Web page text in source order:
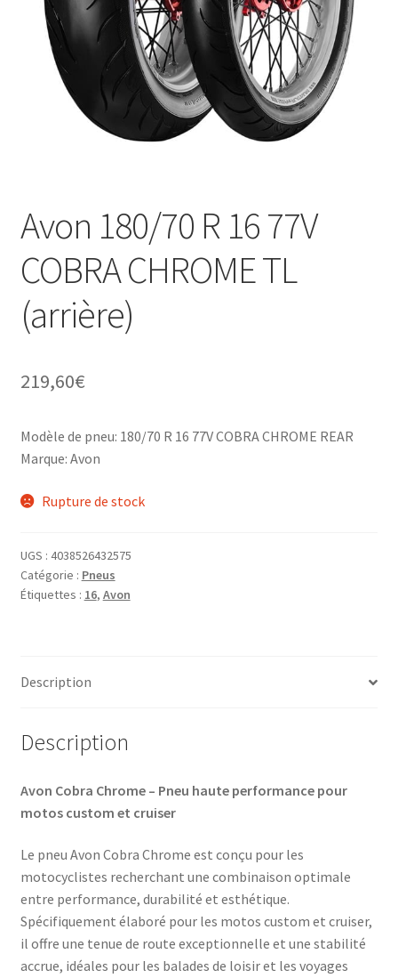
Avon 180/70 R 16 77V
COBRA CHROME TL
(arrière)
219,60€
Modèle de pneu: 180/70 R 16 77V COBRA CHROME REAR
Marque: Avon
Rupture de stock
UGS : 4038526432575
Catégorie : Pneus
Étiquettes : 16, Avon
Description
Description
Avon Cobra Chrome – Pneu haute performance pour
motos custom et cruiser
Le pneu Avon Cobra Chrome est conçu pour les
motocyclistes recherchant une combinaison optimale
entre performance, durabilité et esthétique.
Spécifiquement élaboré pour les motos custom et cruiser,
il offre une tenue de route exceptionnelle et une stabilité
accrue, idéales pour les balades de loisir et les voyages